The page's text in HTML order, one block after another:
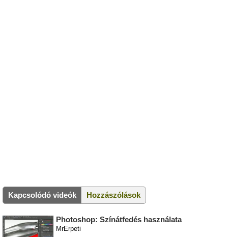
Kapcsolódó videók Hozzászólások
Photoshop: Színátfedés használata
MrErpeti